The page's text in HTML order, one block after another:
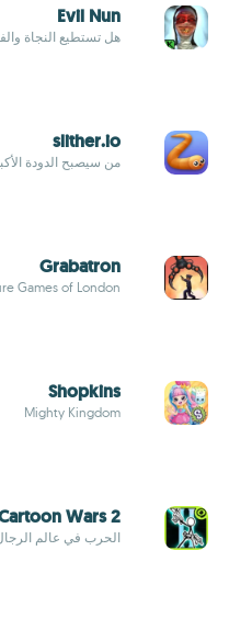
Evil Nun
هل تستطيع النجاة
slither.io
من سيصبح الدودة
Grabatron
Games of London
Shopkins
Mighty Kingdom
Wars 2
الحرب في عالم